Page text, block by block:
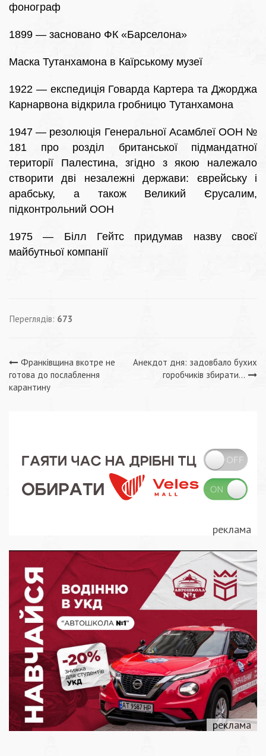
фонограф
1899 — засновано ФК «Барселона»
Маска Тутанхамона в Каїрському музеї
1922 — експедиція Говарда Картера та Джорджа
Карнарвона відкрила гробницю Тутанхамона
1947 — резолюція Генеральної Асамблеї ООН №
181 про розділ британської підмандатної
території Палестина, згідно з якою належало
створити дві незалежні держави: єврейську і
арабську, а також Великий Єрусалим,
підконтрольний ООН
1975 — Білл Гейтс придумав назву своєї
майбутньої компанії
Переглядів: 673
Навігація
записів
Франківщина вкотре не
готова до послаблення
карантину
Анекдот дня: задовбало бухих
горобчиків збирати…